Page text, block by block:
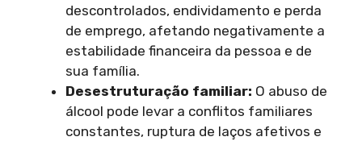
descontrolados, endividamento e perda
de emprego, afetando negativamente a
estabilidade financeira da pessoa e de
sua família.
Desestruturação familiar: O abuso de
álcool pode levar a conflitos familiares
constantes, ruptura de laços afetivos e